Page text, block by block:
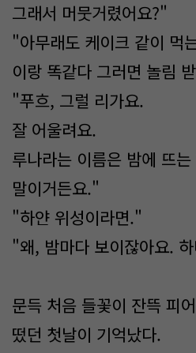
그래서 머뭇거렸어요?"
"아무래도 케이크 같이 먹
이랑 똑같다 그러면 놀림
"푸흐, 그럴 리가요.
잘 어울려요.
루나라는 이름은 밤에 뜨
말이거든요."
"하얀 위성이라면."
"왜, 밤마다 보이잖아요.
문득 처음 들꽃이 잔뜩 피
떴던 첫날이 기억났다.